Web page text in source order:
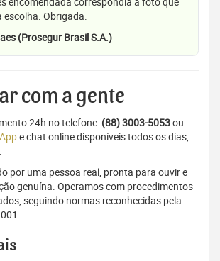
escolha. Obrigada.
(Prosegur Brasil S.A.)
com a gente
24h no telefone: (88) 3003-5053ou
e chat online disponíveis todos os dias,
por uma pessoa real, pronta para ouvir e
genuína. Operamos com procedimentos
seguindo normas reconhecidas pela